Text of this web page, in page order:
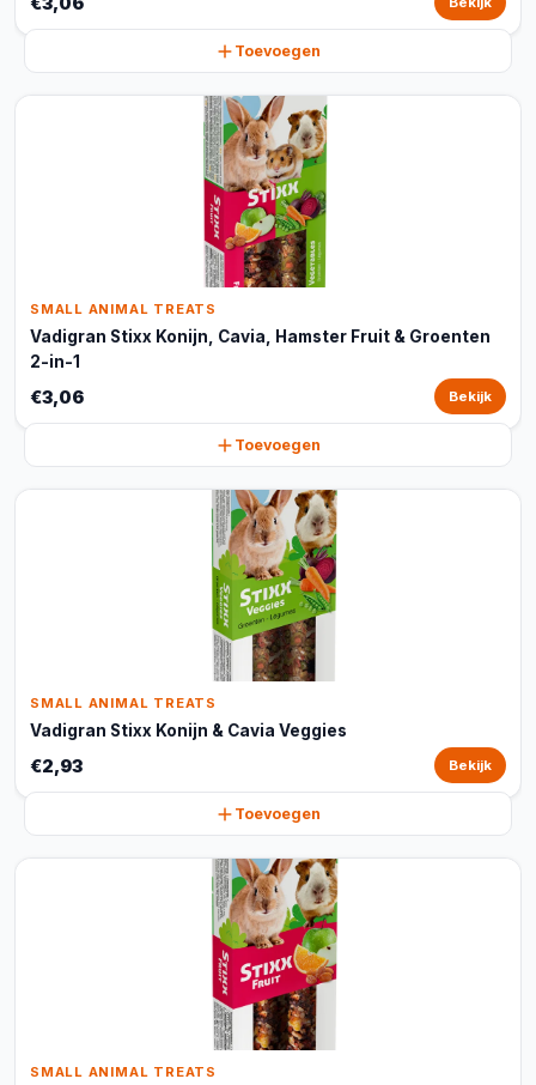
Toevoegen
SMALL ANIMAL TREATS
Vadigran Stixx Konijn, Cavia, Hamster Fruit & Groenten
2-in-1
€3,06 Bekijk
Toevoegen
SMALL ANIMAL TREATS
Vadigran Stixx Konijn & Cavia Veggies
€2,93 Bekijk
Toevoegen
SMALL ANIMAL TREATS